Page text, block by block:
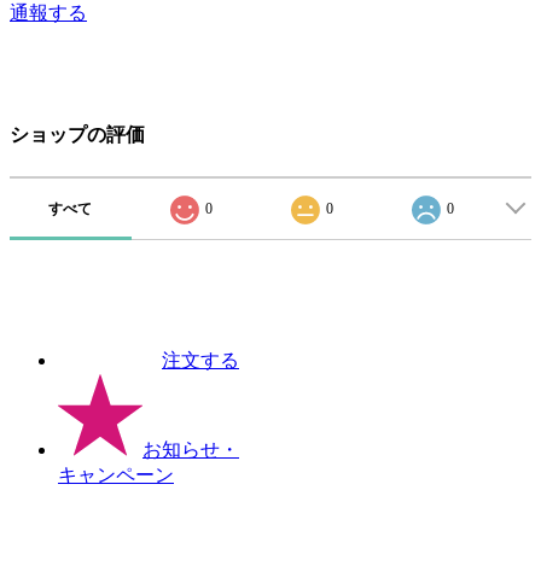
通報する
ショップの評価
すべて 0 0 0
注文する
お知らせ ・
キャンペーン